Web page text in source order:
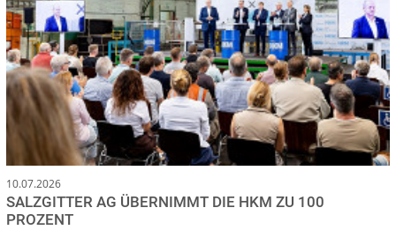
10.07.2026
SALZGITTER AG ÜBERNIMMT DIE HKM ZU 100
PROZENT